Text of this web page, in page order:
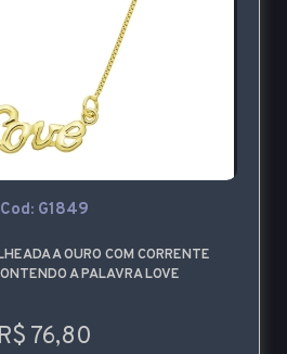
Cod: G1849
A OURO COM CORRENTE
A PALAVRA LOVE
R$ 76,80